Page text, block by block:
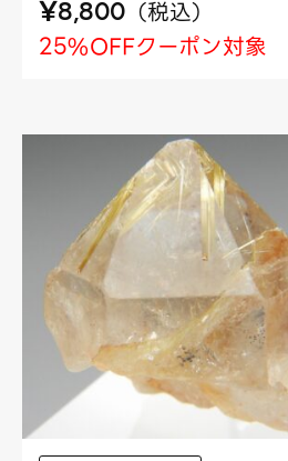
¥8,800 （税込）
25%OFFクーポン対象